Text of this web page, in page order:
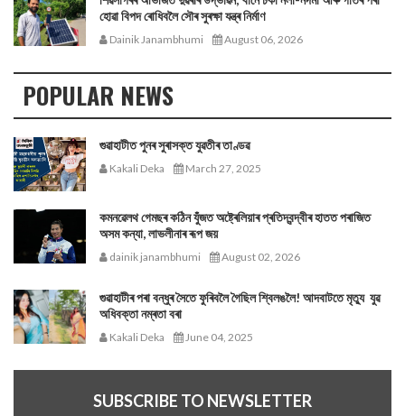
হোৱা বিপদ ৰোধিবলৈ সৌৰ সুৰক্ষা যন্ত্ৰ নিৰ্মাণ
Dainik Janambhumi August 06, 2026
POPULAR NEWS
গুৱাহাটীত পুনৰ সুৰাসক্ত যুৱতীৰ তাণ্ডৱ
Kakali Deka March 27, 2025
কমনৱেলথ গেমছৰ কঠিন যুঁজত অষ্ট্ৰেলিয়াৰ প্ৰতিদ্বন্দ্বীৰ হাতত পৰাজিত
অসম কন্যা, লাভলীনাৰ ৰূপ জয়
dainik janambhumi August 02, 2026
গুৱাহাটীৰ পৰা বন্ধুৰ সৈতে ফুৰিবলৈ গৈছিল শ্বিলঙলৈ! আদবাটতে মৃত্যু যুৱ
অধিবক্তা নম্ৰতা বৰা
Kakali Deka June 04, 2025
SUBSCRIBE TO NEWSLETTER